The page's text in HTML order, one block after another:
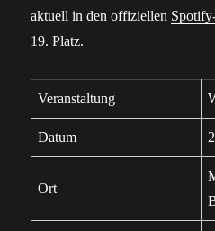
aktuell in den offiziellen
19. Platz.
Veranstaltung
Datum
Ort